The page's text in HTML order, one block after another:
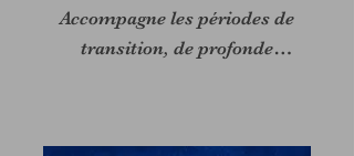
Accompagne les périodes de
transition, de profonde